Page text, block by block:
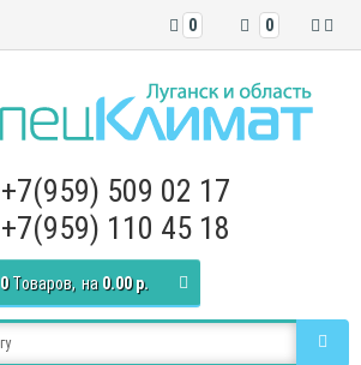
0
0
+7(959) 509 02 17
+7(959) 110 45 18
0 Tоваров, на 0.00 р.